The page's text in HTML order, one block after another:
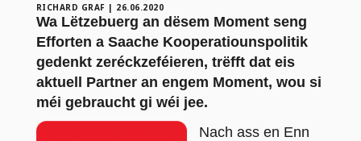
RICHARD GRAF | 26.06.2020
Wa Lëtzebuerg an dësem Moment seng
Efforten a Saache Kooperatiounspolitik
gedenkt zeréckzeféieren, trëfft dat eis
aktuell Partner an engem Moment, wou si
méi gebraucht gi wéi jee.
Nach ass en Enn